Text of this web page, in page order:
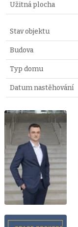
Užitná plocha
Stav objektu
Budova
Typ domu
Datum nastěhování